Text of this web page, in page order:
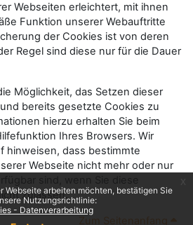
Webseite arbeiten möchten, bestätigen Sie
Nutzungsrichtlinie:
- Datenverarbeitung
Webseiten erleichtert, mit ihnen
Funktion unserer Webauftritte
der Cookies ist von deren
Regel sind diese nur für die Dauer
Möglichkeit, das Setzen dieser
bereits gesetzte Cookies zu
hierzu erhalten Sie beim
Ihres Browsers. Wir
hinweisen, dass bestimmte
Webseite nicht mehr oder nur
zulassen.